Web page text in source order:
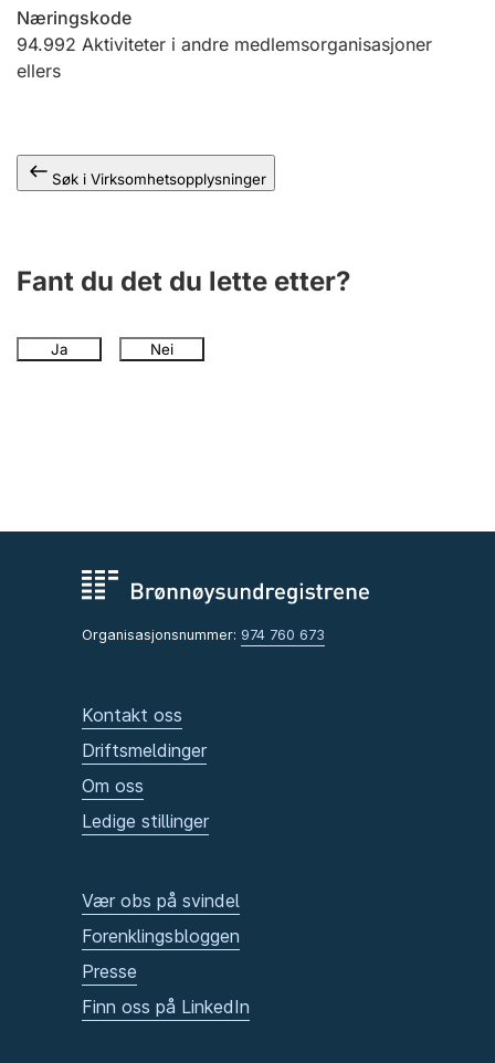
Næringskode
94.992 Aktiviteter i andre medlemsorganisasjoner
ellers
Søk i Virksomhetsopplysninger
Fant du det du lette etter?
Ja Nei
Organisasjonsnummer: 974 760 673
Kontakt oss
Driftsmeldinger
Om oss
Ledige stillinger
Vær obs på svindel
Forenklingsbloggen
Presse
Finn oss på LinkedIn